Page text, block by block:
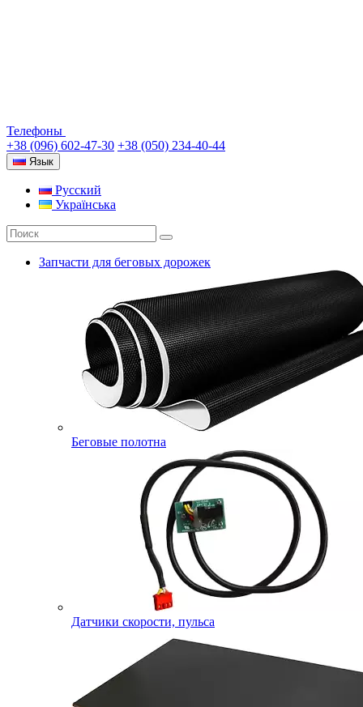
Телефоны
+38 (096) 602-47-30 +38 (050) 234-40-44
Язык
Русский
Українська
Запчасти для беговых дорожек
Беговые полотна
Датчики скорости, пульса